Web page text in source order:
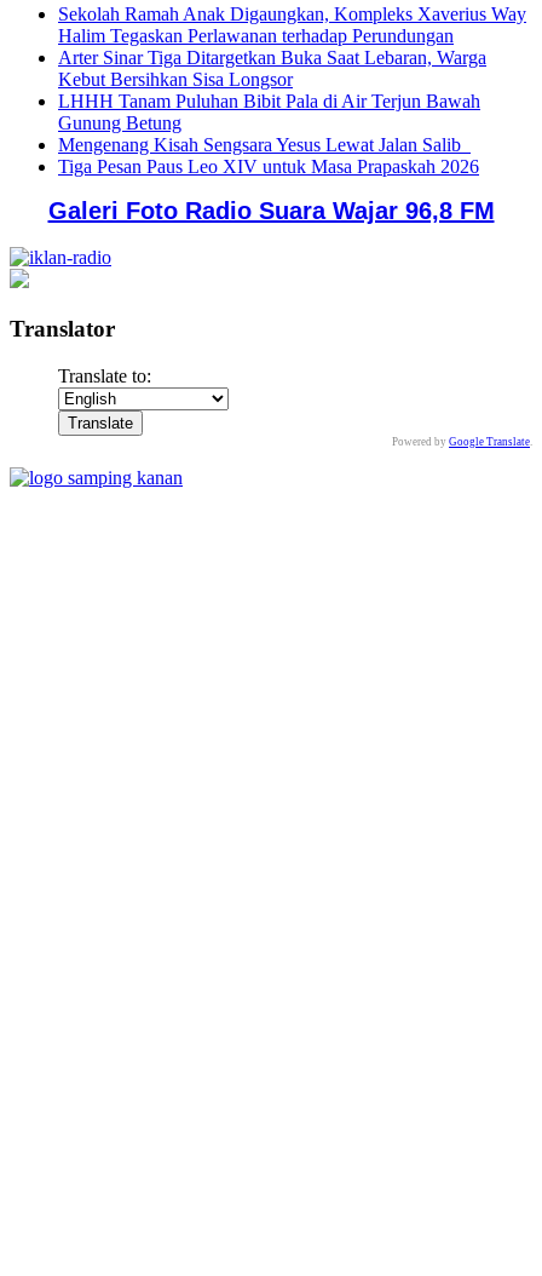
Sekolah Ramah Anak Digaungkan, Kompleks Xaverius Way
Halim Tegaskan Perlawanan terhadap Perundungan
Arter Sinar Tiga Ditargetkan Buka Saat Lebaran, Warga
Kebut Bersihkan Sisa Longsor
LHHH Tanam Puluhan Bibit Pala di Air Terjun Bawah
Gunung Betung
Mengenang Kisah Sengsara Yesus Lewat Jalan Salib
Tiga Pesan Paus Leo XIV untuk Masa Prapaskah 2026
Galeri Foto Radio Suara Wajar 96,8 FM
Translator
Translate to:
Powered by Google Translate